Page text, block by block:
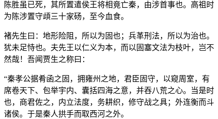
陈胜虽已死，其所置遣侯王将相竟亡秦，由涉首事也。高祖时
为陈涉置守頉三十家砀，至今血食。
褚先生曰：地形险阻，所以为固也；兵革刑法，所以为治也。
犹未足恃也。夫先王以仁义为本，而以固塞文法为枝叶，岂不
然哉！吾闻贾生之称曰：
“秦孝公据肴函之固，拥雍州之地，君臣固守，以窥周室，有
席卷天下、包举宇内、囊括四海之意，并吞八荒之心。当是时
也，商君佐之，内立法度，务耕织，修守战之具；外连衡而斗
诸侯。于是秦人拱手而取西河之外。